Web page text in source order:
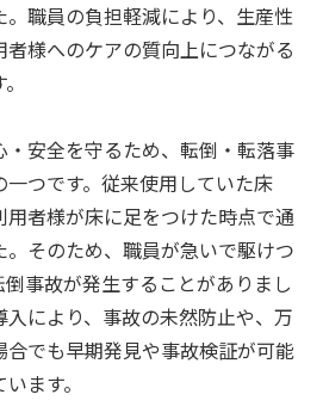
職員の負担軽減により、生産性
様へのケアの質向上につながる
・安全を守るため、転倒・転落事
つです。従来使用していた床
者様が床に足をつけた時点で通
そのため、職員が急いで駆けつ
事故が発生することがありまし
により、事故の未然防止や、万
でも早期発見や事故検証が可能
ます。